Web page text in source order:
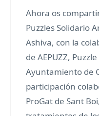
Ahora os
Puzzles Solidario
Ashiva, con la
de AEPUZZ,
Ayuntamiento de
participación
ProGat de Sant